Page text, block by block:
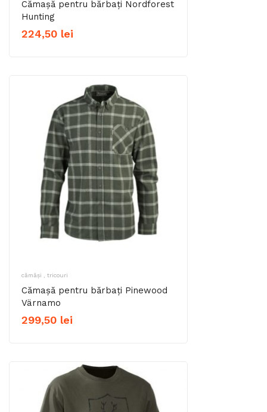
Cămașă pentru bărbați Nordforest
Hunting
224,50 lei
cămăși , tricouri
Cămașă pentru bărbați Pinewood
Värnamo
299,50 lei